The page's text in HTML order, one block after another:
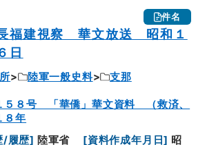
件名
福建視察 華文放送 昭和１
日
陸軍一般史料
支那
５８号 「華僑」華文資料 （救済、
年
/履歴] 陸軍省 [資料作成年月日] 昭